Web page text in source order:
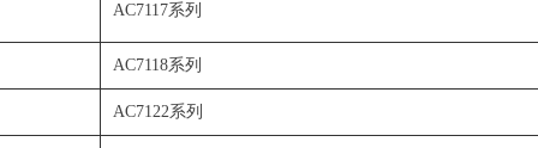
AC7117系列
AC7118系列
AC7122系列